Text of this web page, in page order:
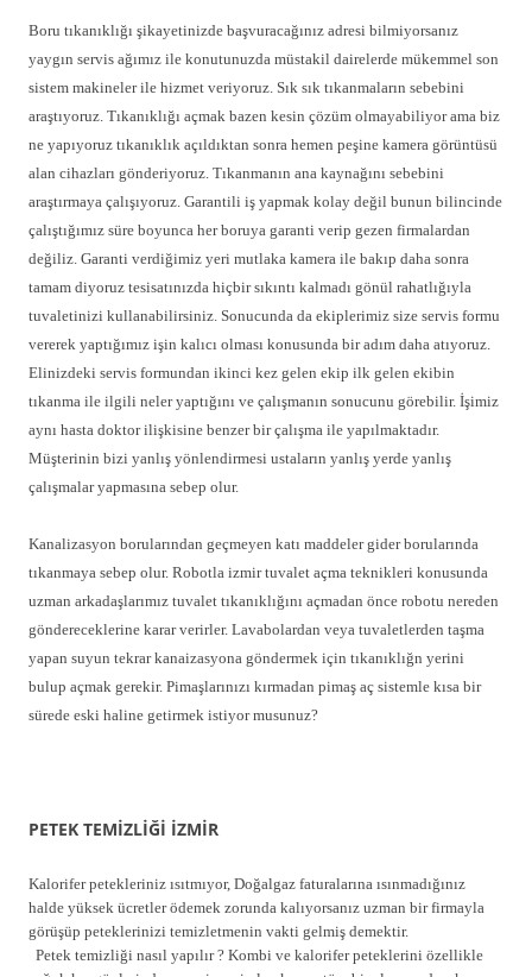
Boru tıkanıklığı şikayetinizde başvuracağınız adresi bilmiyorsanız
yaygın servis ağımız ile konutunuzda müstakil dairelerde mükemmel son
sistem makineler ile hizmet veriyoruz. Sık sık tıkanmaların sebebini
araştıyoruz. Tıkanıklığı açmak bazen kesin çözüm olmayabiliyor ama biz
ne yapıyoruz tıkanıklık açıldıktan sonra hemen peşine kamera görüntüsü
alan cihazları gönderiyoruz. Tıkanmanın ana kaynağını sebebini
araştırmaya çalışıyoruz. Garantili iş yapmak kolay değil bunun bilincinde
çalıştığımız süre boyunca her boruya garanti verip gezen firmalardan
değiliz. Garanti verdiğimiz yeri mutlaka kamera ile bakıp daha sonra
tamam diyoruz tesisatınızda hiçbir sıkıntı kalmadı gönül rahatlığıyla
tuvaletinizi kullanabilirsiniz. Sonucunda da ekiplerimiz size servis formu
vererek yaptığımız işin kalıcı olması konusunda bir adım daha atıyoruz.
Elinizdeki servis formundan ikinci kez gelen ekip ilk gelen ekibin
tıkanma ile ilgili neler yaptığını ve çalışmanın sonucunu görebilir. İşimiz
aynı hasta doktor ilişkisine benzer bir çalışma ile yapılmaktadır.
Müşterinin bizi yanlış yönlendirmesi ustaların yanlış yerde yanlış
çalışmalar yapmasına sebep olur.
Kanalizasyon borularından geçmeyen katı maddeler gider borularında
tıkanmaya sebep olur. Robotla izmir tuvalet açma teknikleri konusunda
uzman arkadaşlarımız tuvalet tıkanıklığını açmadan önce robotu nereden
göndereceklerine karar verirler. Lavabolardan veya tuvaletlerden taşma
yapan suyun tekrar kanaizasyona göndermek için tıkanıklığn yerini
bulup açmak gerekir. Pimaşlarınızı kırmadan pimaş aç sistemle kısa bir
sürede eski haline getirmek istiyor musunuz?
PETEK TEMİZLİĞİ İZMİR
Kalorifer petekleriniz ısıtmıyor, Doğalgaz faturalarına ısınmadığınız
halde yüksek ücretler ödemek zorunda kalıyorsanız uzman bir firmayla
görüşüp peteklerinizi temizletmenin vakti gelmiş demektir.
Petek temizliği nasıl yapılır ? Kombi ve kalorifer peteklerini özellikle